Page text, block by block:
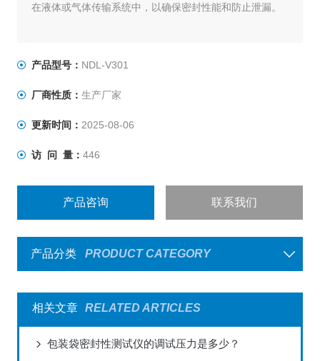
在液体或气体传输系统中，以确保密封性能和防止泄漏。
产品型号： NDL-V301
厂商性质： 生产厂家
更新时间： 2025-08-06
访 问 量： 446
产品咨询 联系我们
产品分类 PRODUCT CATEGORY
相关文章 RELATED ARTICLES
包装袋密封性测试仪的调试压力是多少？